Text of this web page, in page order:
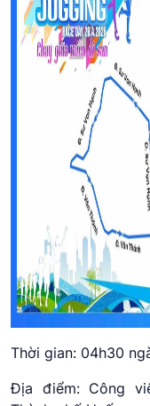
Thời gian: 04h30
Địa điểm: Công